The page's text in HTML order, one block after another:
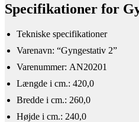
Specifikationer for
Tekniske specifikationer​
​Varenavn: “Gyngestativ 2”
Varenummer: AN20201
Længde i cm.: 420,0
Bredde i cm.: 260,0
Højde i cm.: 240,0